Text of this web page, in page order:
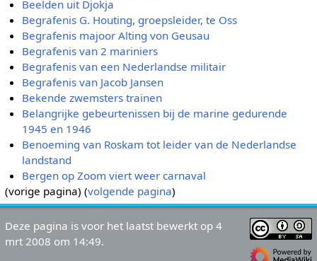
Beelden uit Djokja
Begrafenis G. Houting, groepsleider, te Oss
Begrafenis majoor Alting von Geusau
Begrafenis van 2 mariniers
Begrafenis van een Nederlandse militair
Begrafenis van Jacob Jansen
Bekende zwemsters trainen
Belangrijke gebeurtenissen bij de marine gedurende
1945 en 1946
Benoeming van Roskam tot leider van de Nederlandse
landstand
Bergen op Zoom viert weer carnaval
(vorige pagina) (volgende pagina)
Deze pagina is voor het laatst bewerkt op 4
mrt 2008 om 14:49.